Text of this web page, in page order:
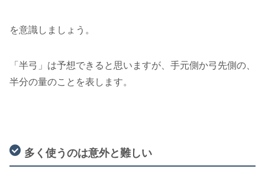
を意識しましょう。
「半弓」は予想できると思いますが、手元側か弓先側の、
半分の量のことを表します。
多く使うのは意外と難しい